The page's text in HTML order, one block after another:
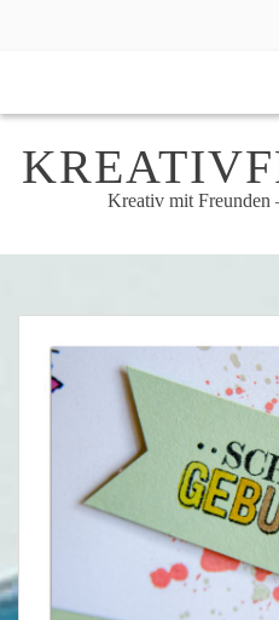
Kreativ mit Freunden